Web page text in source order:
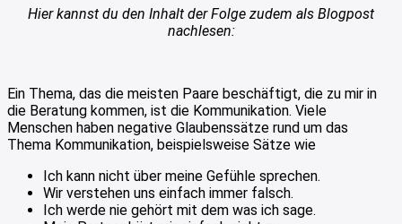
Hier kannst du den Inhalt der Folge zudem als Blogpost
nachlesen:
Ein Thema, das die meisten Paare beschäftigt, die zu mir in
die Beratung kommen, ist die Kommunikation. Viele
Menschen haben negative Glaubenssätze rund um das
Thema Kommunikation, beispielsweise Sätze wie
Ich kann nicht über meine Gefühle sprechen.
Wir verstehen uns einfach immer falsch.
Ich werde nie gehört mit dem was ich sage.